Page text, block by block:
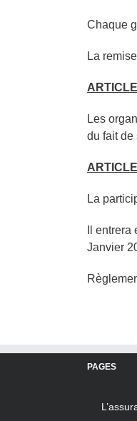
Chaque
La
Les
du fait de
La
Il
Janvier
PAGES